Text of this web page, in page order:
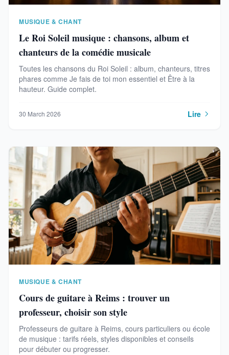
MUSIQUE & CHANT
Le Roi Soleil musique : chansons, album et
chanteurs de la comédie musicale
Toutes les chansons du Roi Soleil : album, chanteurs, titres
phares comme Je fais de toi mon essentiel et Être à la
hauteur. Guide complet.
30 March 2026 Lire
MUSIQUE & CHANT
Cours de guitare à Reims : trouver un
professeur, choisir son style
Professeurs de guitare à Reims, cours particuliers ou école
de musique : tarifs réels, styles disponibles et conseils
pour débuter ou progresser.